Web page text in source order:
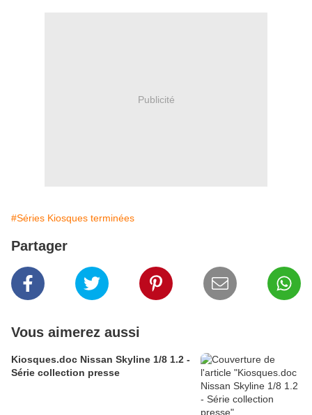
Publicité
#Séries Kiosques terminées
Partager
Vous aimerez aussi
Kiosques.doc Nissan Skyline 1/8 1.2 -
Série collection presse